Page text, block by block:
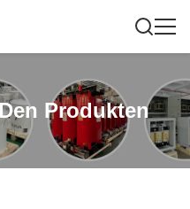
Produkten